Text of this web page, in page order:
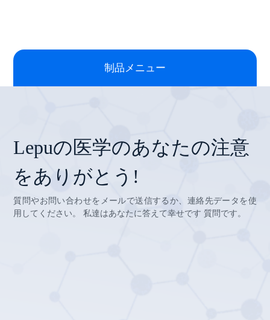
制品メニュー
Lepuの医学のあなたの注意
をありがとう!
質問やお問い合わせをメールで送信するか、連絡先データを使
用してください。 私達はあなたに答えて幸せです 質問です。